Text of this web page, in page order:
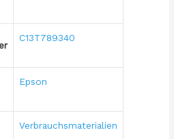
C13T789340
Epson
Verbrauchsmaterialien